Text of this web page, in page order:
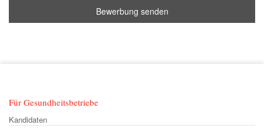
Bewerbung senden
Für Gesundheitsbetriebe
Kandidaten